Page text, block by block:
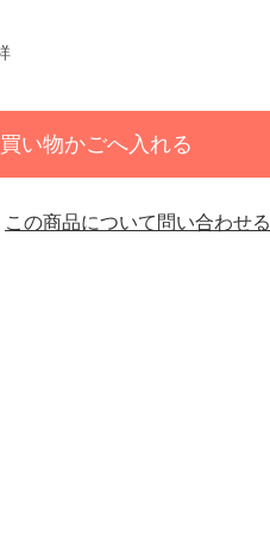
買い物かごへ入れる
この商品について問い合わせる